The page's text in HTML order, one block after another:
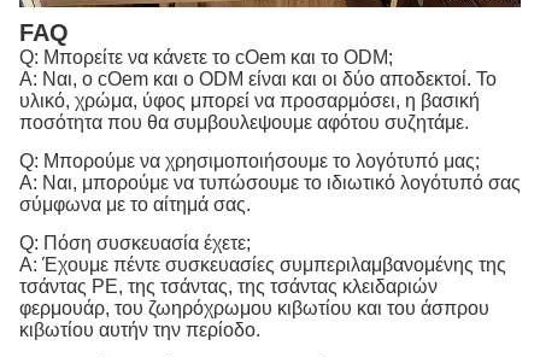
FAQ
Q: Μπορείτε να κάνετε το cOem και το ODM;
Α: Ναι, ο cOem και ο ODM είναι και οι δύο αποδεκτοί. Το
υλικό, χρώμα, ύφος μπορεί να προσαρμόσει, η βασική
ποσότητα που θα συμβουλεψουμε αφότου συζητάμε.
Q: Μπορούμε να χρησιμοποιήσουμε το λογότυπό μας;
Α: Ναι, μπορούμε να τυπώσουμε το ιδιωτικό λογότυπό σας
σύμφωνα με το αίτημά σας.
Q: Πόση συσκευασία έχετε;
Α: Έχουμε πέντε συσκευασίες συμπεριλαμβανομένης της
τσάντας PE, της τσάντας, της τσάντας κλειδαριών
φερμουάρ, του ζωηρόχρωμου κιβωτίου και του άσπρου
κιβωτίου αυτήν την περίοδο.